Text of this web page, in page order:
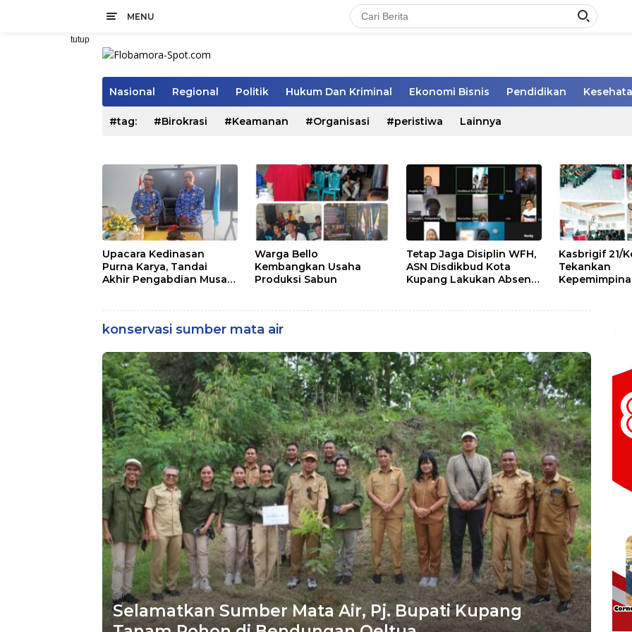
MENU
tutup
Nasional Regional Politik Hukum Dan Kriminal Ekonomi Bisnis Pendidikan
#tag: #Birokrasi #Keamanan #Organisasi #peristiwa Lainnya
Upacara Kedinasan
Purna Karya, Tandai
Akhir Pengabdian Musa
Warga Bello
Kembangkan Usaha
Produksi Sabun
Tetap Jaga Disiplin WFH,
ASN Disdikbud Kota
Kupang Lakukan Absen
Kasbrigif 21/
Tekankan
konservasi sumber mata air
Selamatkan Sumber Mata Air, Pj. Bupati Kupang